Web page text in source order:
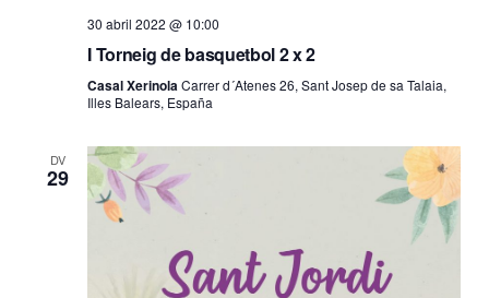
30 abril 2022 @ 10:00
I Torneig de basquetbol 2 x 2
Casal XerinolaCarrer d´Atenes 26, Sant Josep de sa Talaia,
Illes Balears, España
DV
29